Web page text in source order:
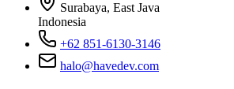
Surabaya, East Java
Indonesia
+62 851-6130-3146
halo@havedev.com